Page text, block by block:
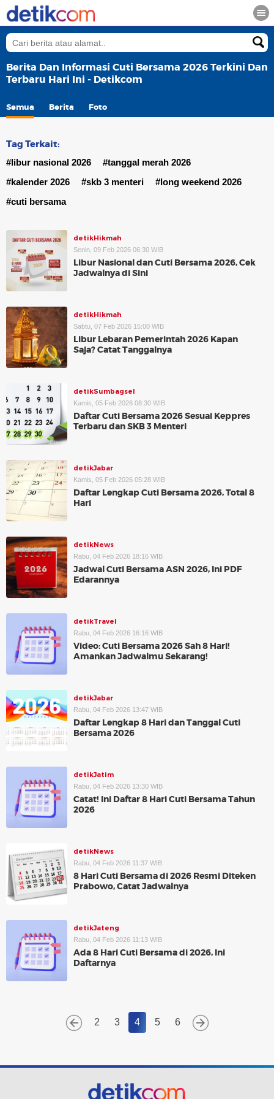
Berita Dan Informasi Cuti Bersama 2026 Terkini Dan
Terbaru Hari Ini - Detikcom
Semua Berita Foto
Tag Terkait:
#libur nasional 2026
#tanggal merah 2026
#kalender 2026
#skb 3 menteri
#long weekend 2026
#cuti bersama
detikHikmah
Senin, 09 Feb 2026 06:30 WIB
Libur Nasional dan Cuti Bersama 2026, Cek
Jadwalnya di Sini
detikHikmah
Sabtu, 07 Feb 2026 15:00 WIB
Libur Lebaran Pemerintah 2026 Kapan
Saja? Catat Tanggalnya
detikSumbagsel
Kamis, 05 Feb 2026 08:30 WIB
Daftar Cuti Bersama 2026 Sesuai Keppres
Terbaru dan SKB 3 Menteri
detikJabar
Kamis, 05 Feb 2026 05:28 WIB
Daftar Lengkap Cuti Bersama 2026, Total 8
Hari
detikNews
Rabu, 04 Feb 2026 18:16 WIB
Jadwal Cuti Bersama ASN 2026, Ini PDF
Edarannya
detikTravel
Rabu, 04 Feb 2026 16:16 WIB
Video: Cuti Bersama 2026 Sah 8 Hari!
Amankan Jadwalmu Sekarang!
detikJabar
Rabu, 04 Feb 2026 13:47 WIB
Daftar Lengkap 8 Hari dan Tanggal Cuti
Bersama 2026
detikJatim
Rabu, 04 Feb 2026 13:30 WIB
Catat! Ini Daftar 8 Hari Cuti Bersama Tahun
2026
detikNews
Rabu, 04 Feb 2026 11:37 WIB
8 Hari Cuti Bersama di 2026 Resmi Diteken
Prabowo, Catat Jadwalnya
detikJateng
Rabu, 04 Feb 2026 11:13 WIB
Ada 8 Hari Cuti Bersama di 2026, Ini
Daftarnya
2 3 4 5 6